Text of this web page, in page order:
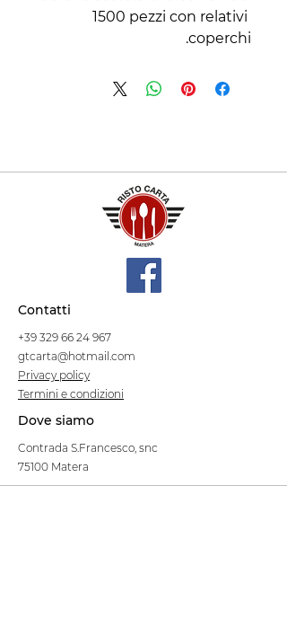
1500 pezzi con relativi
coperchi.
Contatti
+39 329 66 24 967
gtcarta@hotmail.com
Privacy policy
Termini e condizioni
Dove siamo
Contrada S.Francesco, snc
75100 Matera